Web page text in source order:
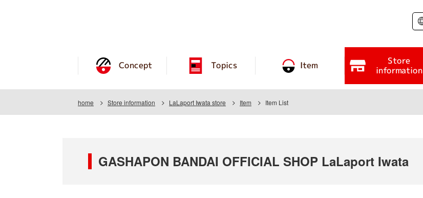
Concept Topics Item Store
information
home Store information LaLaport Iwata store Item Item List
GASHAPON BANDAI OFFICIAL SHOP LaLaport Iwata